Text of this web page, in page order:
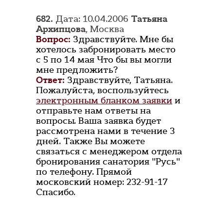
682. Дата: 10.04.2006 Татьяна
Архипцова, Москва
Вопрос: Здравствуйте. Мне бы
хотелось забронировать место
с 5 по 14 мая Что бы вы могли
мне предложить?
Ответ: Здравствуйте, Татьяна.
Пожалуйста, воспользуйтесь
электронным бланком заявки и
отправьте нам ответы на
вопросы. Ваша заявка будет
рассмотрена нами в течение 3
дней. Также Вы можете
связаться с менеджером отдела
бронирования санатория "Русь"
по телефону. Прямой
московский номер: 232-91-17
Спасибо.